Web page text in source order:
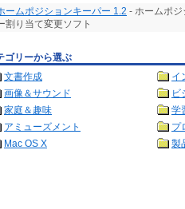
ームポジションキーパー 1.2 - ホームポ
割り当て変更ソフト
ゴリーから選ぶ
文書作成
イ
画像＆サウンド
ビ
家庭＆趣味
学
アミューズメント
プ
Mac OS X
製